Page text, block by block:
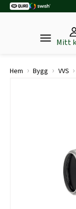
Mitt
Hem › Bygg › VVS ›